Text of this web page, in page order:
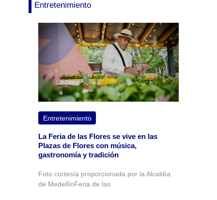
Entretenimiento
Entretenimiento
La Feria de las Flores se vive en las
Plazas de Flores con música,
gastronomía y tradición
Foto cortesía proporcionada por la Alcaldía
de MedellínFeria de las